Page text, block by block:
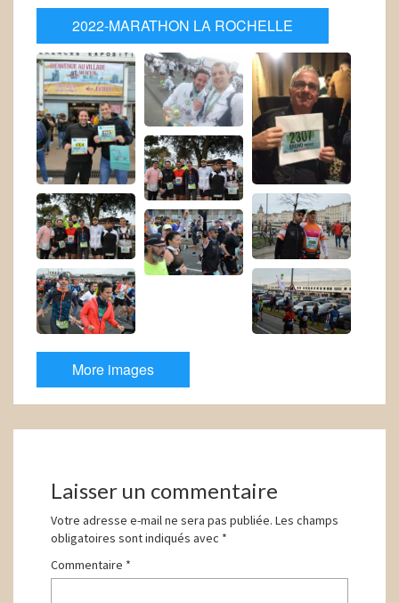
2022-MARATHON LA ROCHELLE
More images
Laisser un commentaire
Votre adresse e-mail ne sera pas publiée. Les champs
obligatoires sont indiqués avec *
Commentaire *